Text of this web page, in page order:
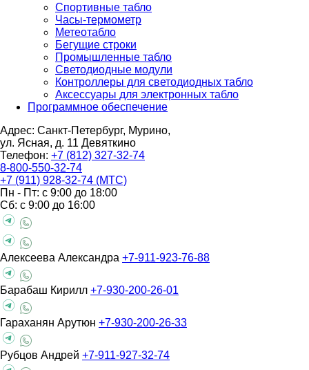
Спортивные табло
Часы-термометр
Метеотабло
Бегущие строки
Промышленные табло
Светодиодные модули
Контроллеры для светодиодных табло
Аксессуары для электронных табло
Программное обеспечение
Адрес: Санкт-Петербург, Мурино,
ул. Ясная, д. 11 Девяткино
Телефон: +7 (812) 327-32-74
8-800-550-32-74
+7 (911) 928-32-74 (МТС)
Пн - Пт: с 9:00 до 18:00
Сб: с 9:00 до 16:00
Алексеева Александра +7-911-923-76-88
Барабаш Кирилл +7-930-200-26-01
Гараханян Арутюн +7-930-200-26-33
Рубцов Андрей +7-911-927-32-74